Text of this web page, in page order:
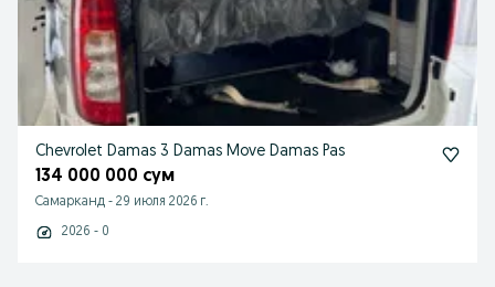
Chevrolet Damas 3 Damas Move Damas Pas
134 000 000 сум
Самарканд - 29 июля 2026 г.
2026 - 0